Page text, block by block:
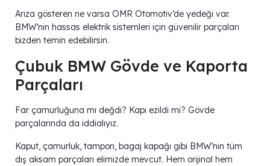
Arıza gösteren ne varsa OMR Otomotiv’de yedeği var.
BMW’nin hassas elektrik sistemleri için güvenilir parçaları
bizden temin edebilirsin.
Çubuk BMW Gövde ve Kaporta
Parçaları
Far çamurluğuna mı değdi? Kapı ezildi mi? Gövde
parçalarında da iddialıyız.
Kaput, çamurluk, tampon, bagaj kapağı gibi BMW’nin tüm
dış aksam parçaları elimizde mevcut. Hem orijinal hem